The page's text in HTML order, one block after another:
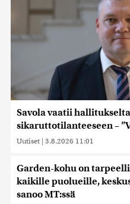
Savola vaatii
sikaruttotilanteeseen –
Uutiset | 3.8.2026 11:01
Garden-kohu on
kaikille puolueille,
sanoo MT:ssä